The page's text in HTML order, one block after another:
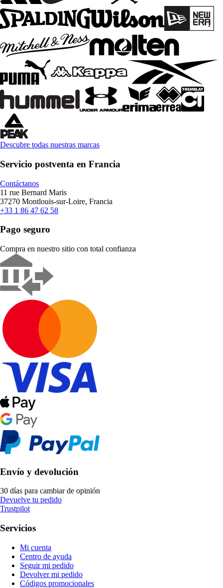
Descubre todas nuestras marcas
Servicio postventa en Francia
Contáctanos
11 rue Bernard Maris
37270 Montlouis-sur-Loire, Francia
+33 1 86 47 62 58
Pago seguro
Compra en nuestro sitio con total confianza
Envío y devolución
30 días para cambiar de opinión
Devuelve tu pedido
Trustpilot
Servicios
Mi cuenta
Centro de ayuda
Seguir mi pedido
Devolver mi pedido
Códigos promocionales